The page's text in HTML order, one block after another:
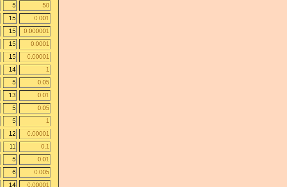
5
50
15
0.001
15
0.000001
15
0.0001
15
0.00001
14
1
5
0.05
13
0.01
5
0.05
5
1
12
0.00001
11
0.1
5
0.01
6
0.005
14
0.00001